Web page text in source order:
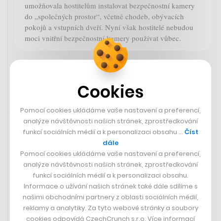
umožňovala hostitelům instalovat bezpečnostní kamery
do „společných prostor“, včetně chodeb, obývacích
pokojů a vstupních dveří. Nyní však hostitelé nebudou
moci vnitřní bezpečnostní kamery používat vůbec.
The Verge
12. 3. 2024 12:08
Cookies
Pomocí cookies ukládáme vaše nastavení a preferencí,
analýze návštěvnosti našich stránek, zprostředkování
funkcí sociálních médií a k personalizaci obsahu … Číst
dále
Pomocí cookies ukládáme vaše nastavení a preferencí,
analýze návštěvnosti našich stránek, zprostředkování
funkcí sociálních médií a k personalizaci obsahu.
Informace o užívání našich stránek také dále sdílíme s
našimi obchodními partnery z oblasti sociálních médií,
reklamy a analytiky. Za tyto webové stránky a soubory
cookies odpovídá CzechCrunch s.r.o. Více informací